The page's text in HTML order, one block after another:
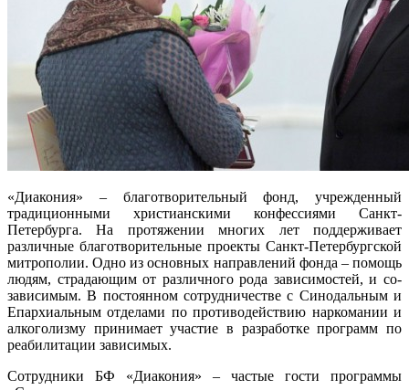
«Диакония» – благотворительный фонд, учрежденный
традиционными христианскими конфессиями Санкт-
Петербурга. На протяжении многих лет поддерживает
различные благотворительные проекты Санкт-Петербургской
митрополии. Одно из основных направлений фонда – помощь
людям, страдающим от различного рода зависимостей, и со-
зависимым. В постоянном сотрудничестве с Синодальным и
Епархиальным отделами по противодействию наркомании и
алкоголизму принимает участие в разработке программ по
реабилитации зависимых.
Сотрудники БФ «Диакония» – частые гости программы